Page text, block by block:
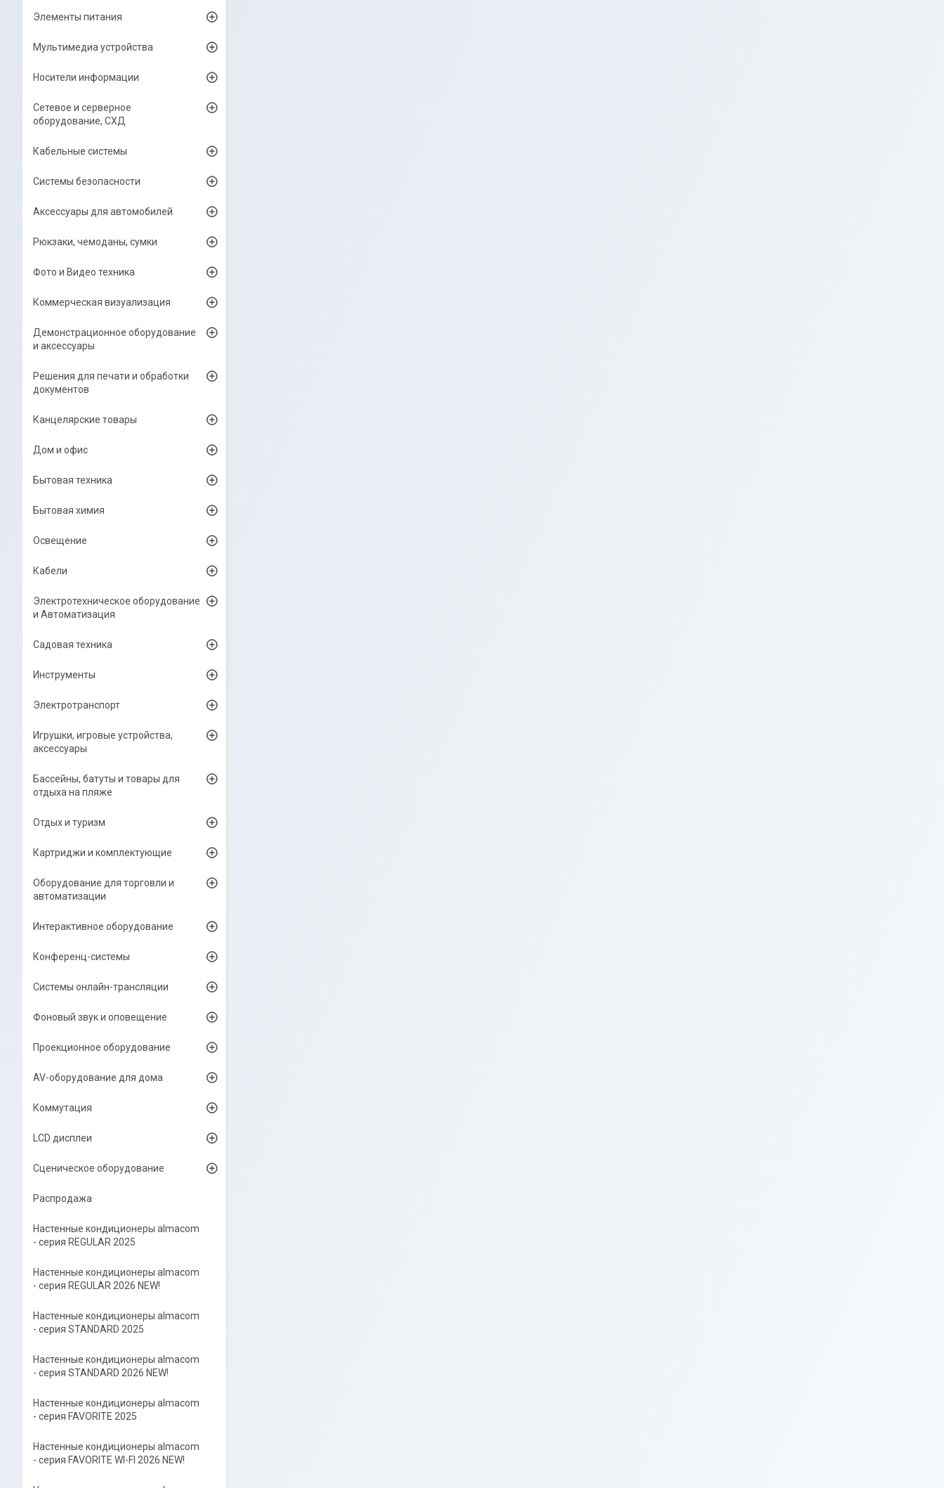
Элементы питания
Мультимедиа устройства
Носители информации
Сетевое и серверное
оборудование, СХД
Кабельные системы
Системы безопасности
Аксессуары для автомобилей
Рюкзаки, чемоданы, сумки
Фото и Видео техника
Коммерческая визуализация
Демонстрационное оборудование
и аксессуары
Решения для печати и обработки
документов
Канцелярские товары
Дом и офис
Бытовая техника
Бытовая химия
Освещение
Кабели
Электротехническое оборудование
и Автоматизация
Садовая техника
Инструменты
Электротранспорт
Игрушки, игровые устройства,
аксессуары
Бассейны, батуты и товары для
отдыха на пляже
Отдых и туризм
Картриджи и комплектующие
Оборудование для торговли и
автоматизации
Интерактивное оборудование
Конференц-системы
Системы онлайн-трансляции
Фоновый звук и оповещение
Проекционное оборудование
AV-оборудование для дома
Коммутация
LCD дисплеи
Сценическое оборудование
Распродажа
Настенные кондиционеры almacom
- серия REGULAR 2025
Настенные кондиционеры almacom
- серия REGULAR 2026 NEW!
Настенные кондиционеры almacom
- серия STANDARD 2025
Настенные кондиционеры almacom
- серия STANDARD 2026 NEW!
Настенные кондиционеры almacom
- серия FAVORITE 2025
Настенные кондиционеры almacom
- серия FAVORITE WI-FI 2026 NEW!